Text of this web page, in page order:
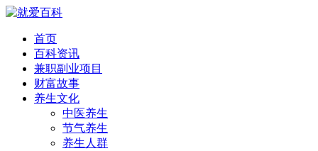
首页
百科资讯
兼职副业项目
财富故事
养生文化
中医养生
节气养生
养生人群